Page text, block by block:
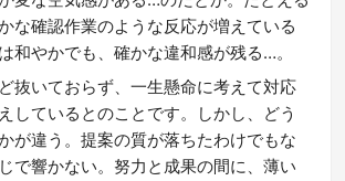
な確認作業のような反応が増えている
和やかでも、確かな違和感が残る…。
抜いておらず、一生懸命に考えて対応
しているとのことです。しかし、どう
が違う。提案の質が落ちたわけでもな
で響かない。努力と成果の間に、薄い